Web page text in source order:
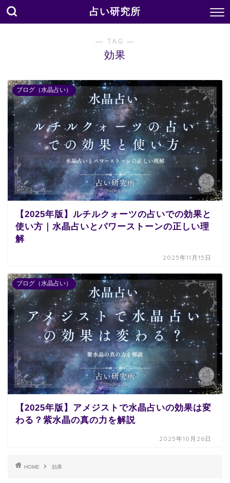
占い研究所
― TAG ―
効果
ブログ（水晶占い）
【2025年版】ルチルクォーツの占いでの効果と
使い方｜水晶占いとパワーストーンの正しい理
解
2025年11月15日
ブログ（水晶占い）
【2025年版】アメジストで水晶占いの効果は変
わる？紫水晶の真の力を解説
2025年10月26日
HOME 効果